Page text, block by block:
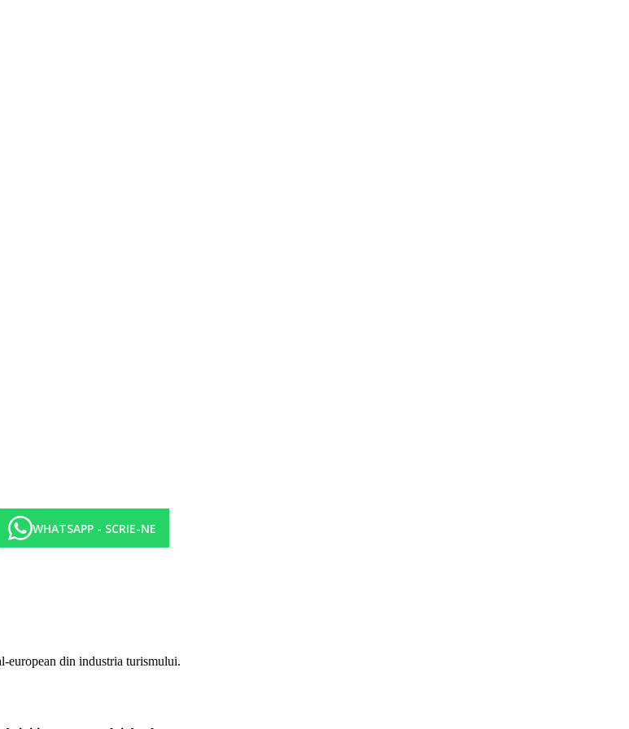
unor eventuale masuri de igiena sau antiepidemie in destinatia data.
WHATSAPP - SCRIE-NE
european din industria turismului.